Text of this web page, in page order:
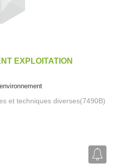
EXPLOITATION
et techniques diverses(7490B)